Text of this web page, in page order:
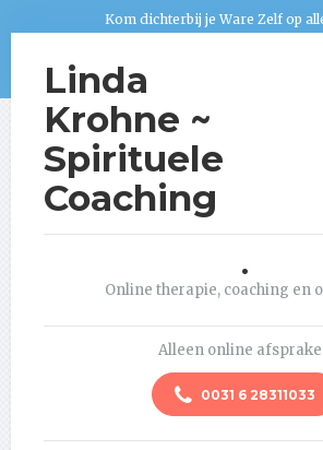
Kom dichterbij je Ware Zelf op
Linda
Krohne ~
Spirituele
Coaching
.
Online therapie, coaching en
Alleen online
0031 6 28311033